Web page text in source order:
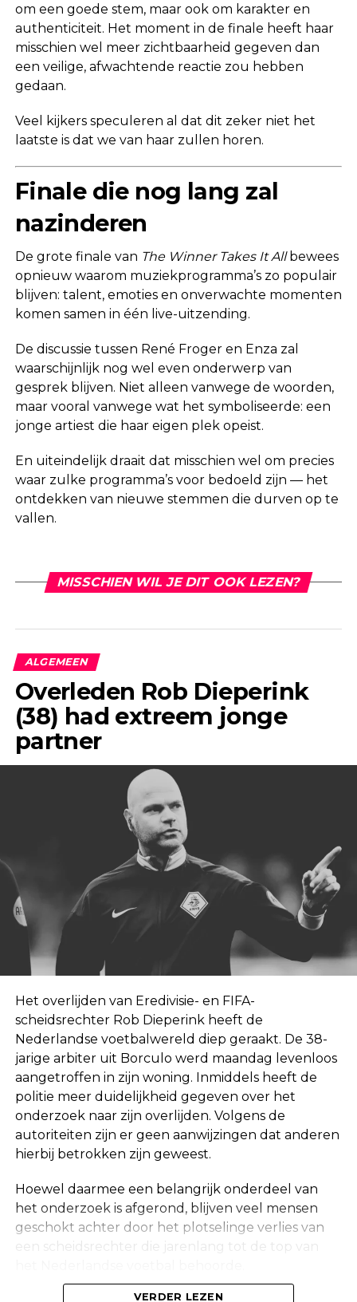
om een goede stem, maar ook om karakter en
authenticiteit. Het moment in de finale heeft haar
misschien wel meer zichtbaarheid gegeven dan
een veilige, afwachtende reactie zou hebben
gedaan.
Veel kijkers speculeren al dat dit zeker niet het
laatste is dat we van haar zullen horen.
Finale die nog lang zal
nazinderen
De grote finale van The Winner Takes It Allbewees
opnieuw waarom muziekprogramma’s zo populair
blijven: talent, emoties en onverwachte momenten
komen samen in één live-uitzending.
De discussie tussen René Froger en Enza zal
waarschijnlijk nog wel even onderwerp van
gesprek blijven. Niet alleen vanwege de woorden,
maar vooral vanwege wat het symboliseerde: een
jonge artiest die haar eigen plek opeist.
En uiteindelijk draait dat misschien wel om precies
waar zulke programma’s voor bedoeld zijn — het
ontdekken van nieuwe stemmen die durven op te
vallen.
MISSCHIEN WIL JE DIT OOK LEZEN?
ALGEMEEN
Overleden Rob Dieperink
(38) had extreem jonge
partner
Het overlijden van Eredivisie- en FIFA-
scheidsrechter Rob Dieperink heeft de
Nederlandse voetbalwereld diep geraakt. De 38-
jarige arbiter uit Borculo werd maandag levenloos
aangetroffen in zijn woning. Inmiddels heeft de
politie meer duidelijkheid gegeven over het
onderzoek naar zijn overlijden. Volgens de
autoriteiten zijn er geen aanwijzingen dat anderen
hierbij betrokken zijn geweest.
Hoewel daarmee een belangrijk onderdeel van
het onderzoek is afgerond, blijven veel mensen
geschokt achter door het plotselinge verlies van
een scheidsrechter die jarenlang tot de top van
VERDER LEZEN